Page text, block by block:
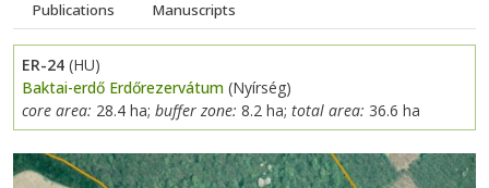
Publications
Manuscripts
ER-24 (HU)
Baktai-erdő Erdőrezervátum (Nyírség)
core area: 28.4 ha; buffer zone: 8.2 ha; total area: 36.6 ha